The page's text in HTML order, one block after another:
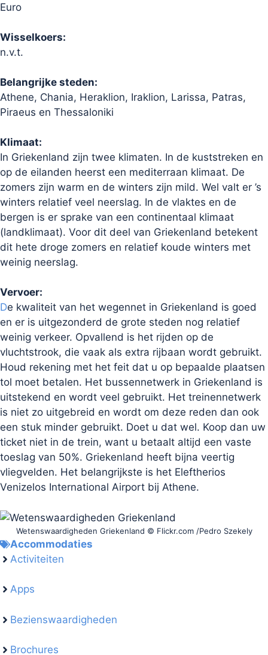
Euro
Wisselkoers:
n.v.t.
Belangrijke steden:
Athene, Chania, Heraklion, Iraklion, Larissa, Patras,
Piraeus en Thessaloniki
Klimaat:
In Griekenland zijn twee klimaten. In de kuststreken en
op de eilanden heerst een mediterraan klimaat. De
zomers zijn warm en de winters zijn mild. Wel valt er ’s
winters relatief veel neerslag. In de vlaktes en de
bergen is er sprake van een continentaal klimaat
(landklimaat). Voor dit deel van Griekenland betekent
dit hete droge zomers en relatief koude winters met
weinig neerslag.
Vervoer:
De kwaliteit van het wegennet in Griekenland is goed
en er is uitgezonderd de grote steden nog relatief
weinig verkeer. Opvallend is het rijden op de
vluchtstrook, die vaak als extra rijbaan wordt gebruikt.
Houd rekening met het feit dat u op bepaalde plaatsen
tol moet betalen. Het bussennetwerk in Griekenland is
uitstekend en wordt veel gebruikt. Het treinennetwerk
is niet zo uitgebreid en wordt om deze reden dan ook
een stuk minder gebruikt. Doet u dat wel. Koop dan uw
ticket niet in de trein, want u betaalt altijd een vaste
toeslag van 50%. Griekenland heeft bijna veertig
vliegvelden. Het belangrijkste is het Eleftherios
Venizelos International Airport bij Athene.
Wetenswaardigheden Griekenland © Flickr.com /Pedro Szekely
Accommodaties
Activiteiten
Apps
Bezienswaardigheden
Brochures